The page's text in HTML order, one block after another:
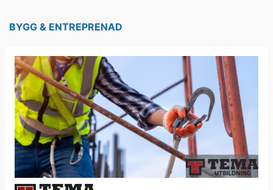
BYGG & ENTREPRENAD